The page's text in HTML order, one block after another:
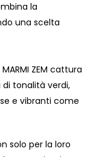
la
una scelta
ZEM cattura
tonalità verdi,
e vibranti come
solo per la loro